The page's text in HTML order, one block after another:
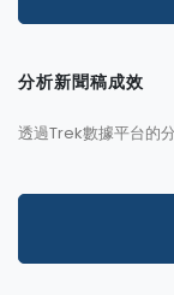
分析新聞稿成效
透過Trek數據平台的